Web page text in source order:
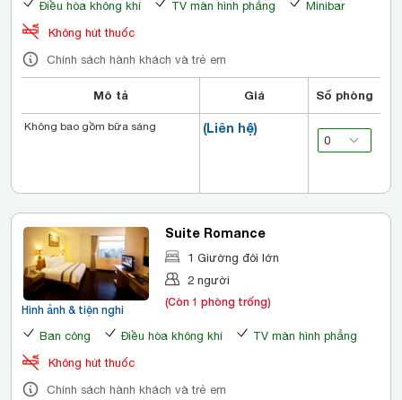
Điều hòa không khí TV màn hình phẳng
Minibar
Không hút thuốc
Chính sách hành khách và trẻ em
Mô tả Giá Số phòng
(Liên hệ)
Không bao gồm bữa sáng
Hình ảnh & tiện nghi
Suite Romance
1 Giường đôi lớn
2 người
(Còn 1 phòng trống)
Ban công Điều hòa không khí
TV màn hình phẳng
Không hút thuốc
Chính sách hành khách và trẻ em